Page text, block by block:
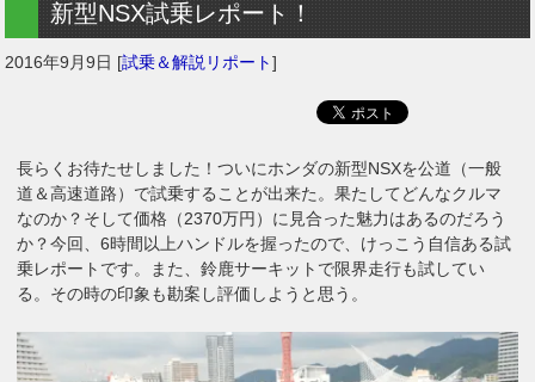
新型NSX試乗レポート！
2016年9月9日 [試乗＆解説リポート]
長らくお待たせしました！ついにホンダの新型NSXを公道（一般
道＆高速道路）で試乗することが出来た。果たしてどんなクルマ
なのか？そして価格（2370万円）に見合った魅力はあるのだろう
か？今回、6時間以上ハンドルを握ったので、けっこう自信ある試
乗レポートです。また、鈴鹿サーキットで限界走行も試してい
る。その時の印象も勘案し評価しようと思う。